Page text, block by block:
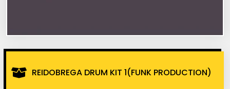
REIDOBREGA DRUM KIT 1(FUNK PRODUCTION)